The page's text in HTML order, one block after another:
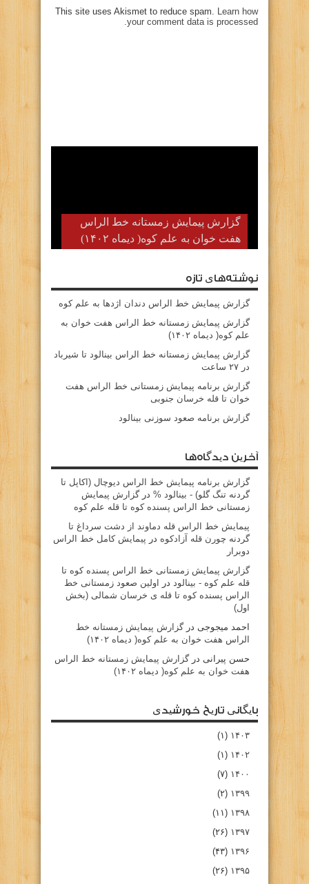
This site uses Akismet to reduce spam. Learn how
your comment data is processed.
گزارش پیمایش زمستانه خط الراس
هفت خوان به علم کوه( دیماه ۱۴۰۲)
نوشته‌های تازه
گزارش پیمایش خط الراس دندان اژدها به علم کوه
گزارش پیمایش زمستانه خط الراس هفت خوان به
علم کوه( دیماه ۱۴۰۲)
گزارش پیمایش زمستانه خط الراس بینالود تا شیرباد
در ۲۷ ساعت
گزارش برنامه پیمایش زمستانی خط الراس هفت
خوان تا قله خرسان جنوبی
گزارش برنامه صعود سوزنی بینالود
آخرین دیدگاه‌ها
گزارش برنامه پيمايش خط الراس ديوچال (اكاپل تا
گردنه تنگ گلو) - بينالود % درگزارش پیمایش
زمستانی خط الراس پسنده کوه تا قله علم کوه
پيمايش خط الراس قله دماوند از دشت سرداغ تا
گردنه چورن قله آزادكوه در پیمایش کامل خط الراس
دوبرار
گزارش پیمایش زمستانی خط الراس پسنده کوه تا
قله علم کوه - بينالود در
اولین صعود زمستانی خط
الراس پسنده کوه تا قله ی خرسان شمالی (بخش
اول)
احمد میجوجی درگزارش پیمایش زمستانه خط
الراس هفت خوان به علم کوه( دیماه ۱۴۰۲)
حسن پیرانی درگزارش پیمایش زمستانه خط الراس
هفت خوان به علم کوه( دیماه ۱۴۰۲)
بایگانی تاریخ خورشیدی
۱۴۰۳ (۱)
۱۴۰۲ (۱)
۱۴۰۰ (۷)
۱۳۹۹ (۲)
۱۳۹۸ (۱۱)
۱۳۹۷ (۲۶)
۱۳۹۶ (۴۳)
۱۳۹۵ (۲۶)